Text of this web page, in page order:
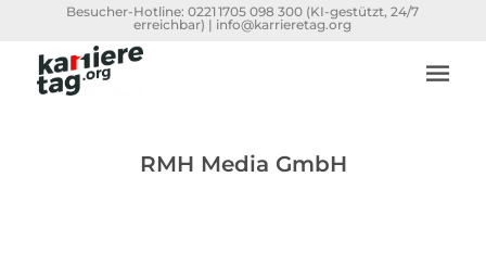
Besucher-Hotline:0221 1705 098 300 (KI-gestützt, 24/7
erreichbar) | info@karrieretag.org
RMH Media GmbH